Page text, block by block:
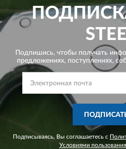
Подпишись, чтобы получать
предложениях, поступлениях,
Подписываясь, Вы соглашаетесь с
Условиями пользования